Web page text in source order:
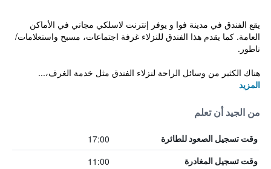
يقع الفندق في مدينة فوا و يوفر إنترنت لاسلكي مجاني في الأماكن
العامة. كما يقدم هذا الفندق للنزلاء غرفة اجتماعات، مسبح واستعلامات/
ناطور.
هناك الكثير من وسائل الراحة لنزلاء الفندق مثل خدمة الغرف،...
المزيد
من الجيد أن تعلم
وقت تسجيل الصعود للطائرة 17:00
وقت تسجيل المغادرة 11:00